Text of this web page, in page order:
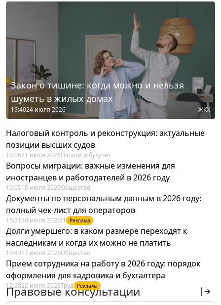
Закон о тишине: когда можно и нельзя
шуметь в жилых домах
19:4024 июля 2026 ЖКХ
Налоговый контроль и реконструкция: актуальные
позиции высших судов
19:0621 июля 2026Налоги и бухучет
Вопросы миграции: важные изменения для
иностранцев и работодателей в 2026 году
19:0515 июля 2026Общество
Документы по персональным данным в 2026 году:
полный чек-лист для операторов
15:21 30 июля 2026IT Реклама
Долги умершего: в каком размере переходят к
наследникам и когда их можно не платить
19:4317 июля 2026Общество
Прием сотрудника на работу в 2026 году: порядок
оформления для кадровика и бухгалтера
12:2822 июля 2026Труд Реклама
Правовые консультации